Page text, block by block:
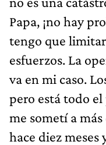
Papa, ¡no hay
tengo que
esfuerzos. La
va en mi caso.
pero está todo
me sometí a
hace diez